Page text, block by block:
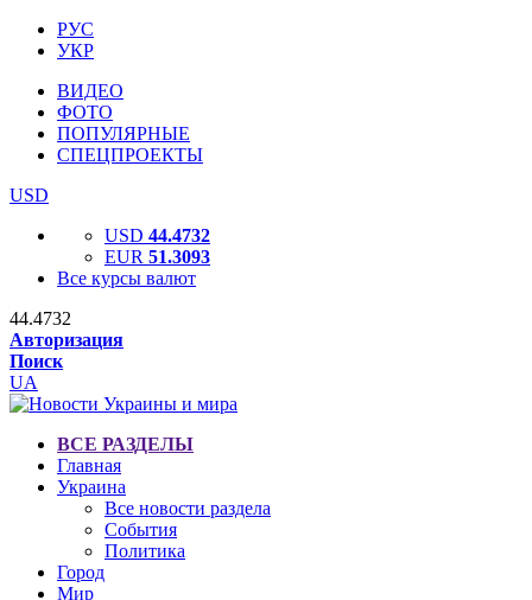
РУС
УКР
ВИДЕО
ФОТО
ПОПУЛЯРНЫЕ
СПЕЦПРОЕКТЫ
USD
USD 44.4732
EUR 51.3093
Все курсы валют
44.4732
Авторизация
Поиск
UA
ВСЕ РАЗДЕЛЫ
Главная
Украина
Все новости раздела
События
Политика
Город
Мир